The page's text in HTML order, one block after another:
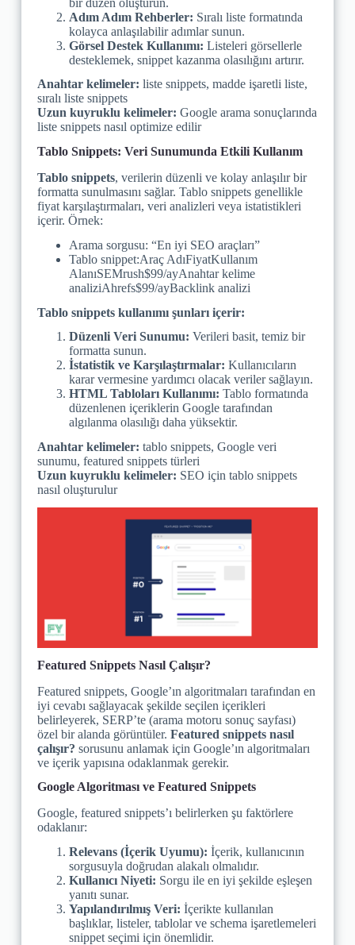
Adım Adım Rehberler: Sıralı liste formatında
kolayca anlaşılabilir adımlar sunun.
Görsel Destek Kullanımı: Listeleri görsellerle
desteklemek, snippet kazanma olasılığını artırır.
Anahtar kelimeler: liste snippets, madde işaretli liste,
sıralı liste snippets
Uzun kuyruklu kelimeler: Google arama sonuçlarında
liste snippets nasıl optimize edilir
Tablo Snippets: Veri Sunumunda Etkili Kullanım
Tablo snippets, verilerin düzenli ve kolay anlaşılır bir
formatta sunulmasını sağlar. Tablo snippets genellikle
fiyat karşılaştırmaları, veri analizleri veya istatistikleri
içerir. Örnek:
Arama sorgusu: “En iyi SEO araçları”
Tablo snippet:Araç AdıFiyatKullanım
AlanıSEMrush$99/ayAnahtar kelime
analiziAhrefs$99/ayBacklink analizi
Tablo snippets kullanımı şunları içerir:
Düzenli Veri Sunumu: Verileri basit, temiz bir
formatta sunun.
İstatistik ve Karşılaştırmalar: Kullanıcıların
karar vermesine yardımcı olacak veriler sağlayın.
HTML Tabloları Kullanımı: Tablo formatında
düzenlenen içeriklerin Google tarafından
algılanma olasılığı daha yüksektir.
Anahtar kelimeler: tablo snippets, Google veri
sunumu, featured snippets türleri
Uzun kuyruklu kelimeler: SEO için tablo snippets
nasıl oluşturulur
Featured Snippets Nasıl Çalışır?
Featured snippets, Google’ın algoritmaları tarafından en
iyi cevabı sağlayacak şekilde seçilen içerikleri
belirleyerek, SERP’te (arama motoru sonuç sayfası)
özel bir alanda görüntüler. Featured snippets nasıl
çalışır? sorusunu anlamak için Google’ın algoritmaları
ve içerik yapısına odaklanmak gerekir.
Google Algoritması ve Featured Snippets
Google, featured snippets’ı belirlerken şu faktörlere
odaklanır:
Relevans (İçerik Uyumu): İçerik, kullanıcının
sorgusuyla doğrudan alakalı olmalıdır.
Kullanıcı Niyeti: Sorgu ile en iyi şekilde eşleşen
yanıtı sunar.
Yapılandırılmış Veri: İçerikte kullanılan
başlıklar, listeler, tablolar ve schema işaretlemeleri
snippet seçimi için önemlidir.